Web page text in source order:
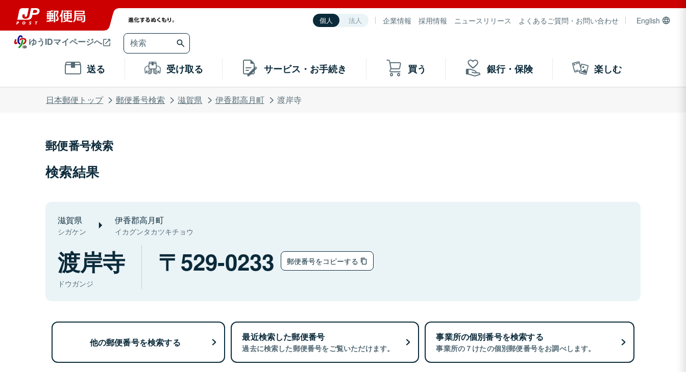
個人 法人 企業情報 採用情報 ニュースリリース よくあるご質問・お問い合わせ English
ゆうIDマイページへ
送る 受け取る サービス・お手続き 買う 銀行・保険 楽しむ
日本郵便トップ 郵便番号検索 滋賀県 伊香郡高月町 渡岸寺
郵便番号検索
検索結果
滋賀県
シガケン
伊香郡高月町
イカグンタカツキチョウ
渡岸寺
ドウガンジ
529-0233 郵便番号をコピーする
他の郵便番号を検索する 最近検索した郵便番号
過去に検索した郵便番号をご覧いただけます。
事業所の個別番号を検索する
事業所の７けたの個別郵便番号をお調べします。